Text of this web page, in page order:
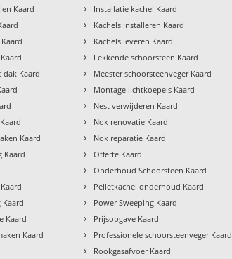
Kaard
dak Kaard
Kaard
Kaard
Kaard
Kaard
› Installatie kachel Kaard
› Kachels installeren Kaard
› Kachels leveren Kaard
› Lekkende schoorsteen Kaard
› Meester schoorsteenveger Kaard
› Montage lichtkoepels Kaard
› Nest verwijderen Kaard
› Nok renovatie Kaard
› Nok reparatie Kaard
› Offerte Kaard
› Onderhoud Schoorsteen Kaard
› Pelletkachel onderhoud Kaard
› Power Sweeping Kaard
› Prijsopgave Kaard
› Professionele schoorsteenveger Kaard
› Rookgasafvoer Kaard